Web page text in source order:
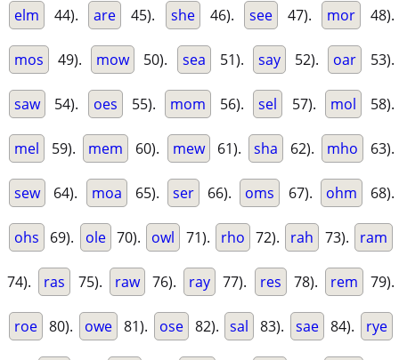
elm 44). are 45). she 46). see 47). mor 48).
mos 49). mow 50). sea 51). say 52). oar 53).
saw 54). oes 55). mom 56). sel 57). mol 58).
mel 59). mem 60). mew 61). sha 62). mho 63).
sew 64). moa 65). ser 66). oms 67). ohm 68).
ohs 69). ole 70). owl 71). rho 72). rah 73). ram
74). ras 75). raw 76). ray 77). res 78). rem 79).
roe 80). owe 81). ose 82). sal 83). sae 84). rye